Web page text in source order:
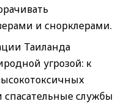
и снорклерами.
Таиланда
угрозой: к
службы